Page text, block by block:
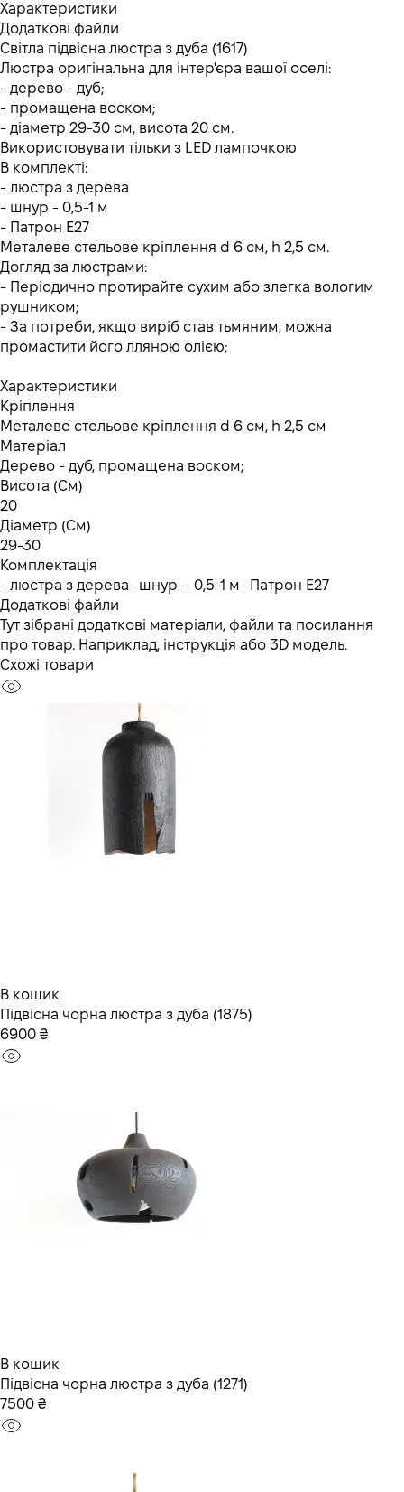
Характеристики
Додаткові файли
Світла підвісна люстра з дуба (1617)
Люстра оригінальна для інтер'єра вашої оселі:
- дерево - дуб;
- промащена воском;
- діаметр 29-30 см, висота 20 см.
Використовувати тільки з LED лампочкою
В комплекті:
- люстра з дерева
- шнур - 0,5-1 м
- Патрон Е27
Металеве стельове кріплення d 6 см, h 2,5 см.
Догляд за люстрами:
- Періодично протирайте сухим або злегка вологим
рушником;
- За потреби, якщо виріб став тьмяним, можна
промастити його лляною олією;
Характеристики
Кріплення
Металеве стельове кріплення d 6 см, h 2,5 см
Матеріал
Дерево - дуб, промащена воском;
Висота (См)
20
Діаметр (См)
29-30
Комплектація
- люстра з дерева- шнур – 0,5-1 м- Патрон Е27
Додаткові файли
Тут зібрані додаткові матеріали, файли та посилання
про товар. Наприклад, інструкція або 3D модель.
Схожі товари
В кошик
Підвісна чорна люстра з дуба (1875)
6900 ₴
В кошик
Підвісна чорна люстра з дуба (1271)
7500 ₴